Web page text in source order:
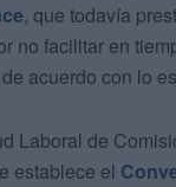
, que todavía
no facilitar en
acuerdo con lo
Laboral de
establece el